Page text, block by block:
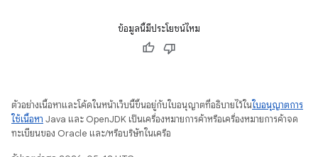
ข้อมูลนี้มีประโยชน์ไหม
ตัวอย่างเนื้อหาและโค้ดในหน้าเว็บนี้ขึ้นอยู่กับใบอนุญาตที่อธิบายไว้ในใบอนุญาตการ
ใช้เนื้อหา Java และ OpenJDK เป็นเครื่องหมายการค้าหรือเครื่องหมายการค้าจด
ทะเบียนของ Oracle และ/หรือบริษัทในเครือ